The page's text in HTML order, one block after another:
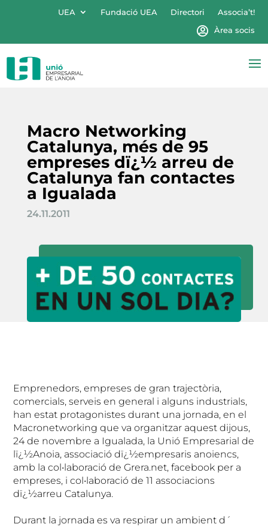
UEA Fundació UEA Directori
Associa’t!
Àrea socis
Macro Networking
Catalunya, més de 95
empreses dï¿½ arreu de
Catalunya fan contactes
a Igualada
24.11.2011
Emprenedors, empreses de gran trajectòria,
comercials, serveis en general i alguns industrials,
han estat protagonistes durant una jornada, en el
Macronetworking que va organitzar aquest dijous,
24 de novembre a Igualada, la Unió Empresarial de
lï¿½Anoia, associació dï¿½empresaris anoiencs,
amb la col•laboració de Grera.net, facebook per a
empreses, i col•laboració de 11 associacions
dï¿½arreu Catalunya.
Durant la jornada es va respirar un ambient d´